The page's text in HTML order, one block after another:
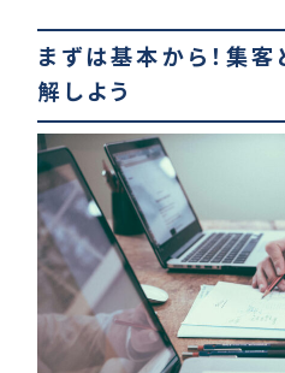
まずは基本から！集
解しよう